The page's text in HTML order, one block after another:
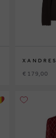
XANDRES
€ 179,00